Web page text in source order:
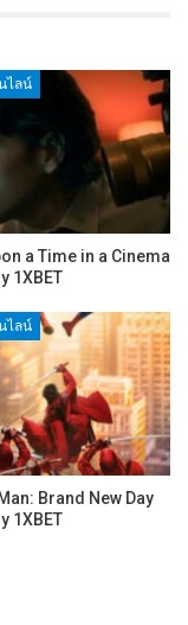
ไลน์
a Time in a Cinema
1XBET
ไลน์
Brand New Day
1XBET